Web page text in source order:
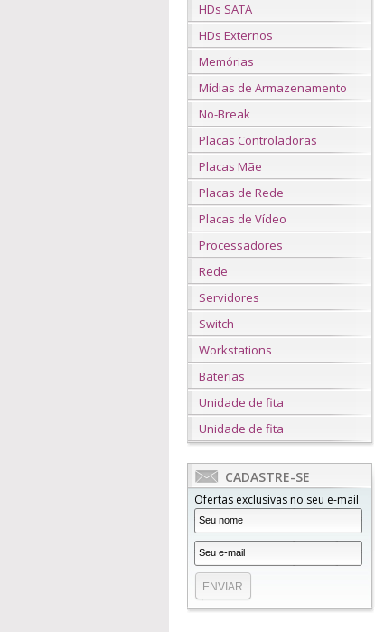
HDs SATA
HDs Externos
Memórias
Mídias de Armazenamento
No-Break
Placas Controladoras
Placas Mãe
Placas de Rede
Placas de Vídeo
Processadores
Rede
Servidores
Switch
Workstations
Baterias
Unidade de fita
Unidade de fita
CADASTRE-SE
Ofertas exclusivas no seu e-mail